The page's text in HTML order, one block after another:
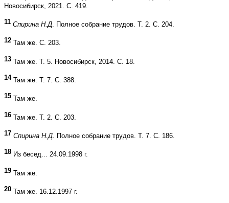
Новосибирск, 2021. С. 419.
11 Спирина Н.Д. Полное собрание трудов. Т. 2. С. 204.
12 Там же. С. 203.
13 Там же. Т. 5. Новосибирск, 2014. С. 18.
14Там же. Т. 7. С. 388.
15 Там же.
16 Там же. Т. 2. С. 203.
17 Спирина Н.Д. Полное собрание трудов. Т. 7. С. 186.
18 Из бесед... 24.09.1998 г.
19 Там же.
20 Там же. 16.12.1997 г.